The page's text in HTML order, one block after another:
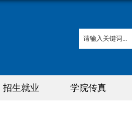
生就业 学院传真